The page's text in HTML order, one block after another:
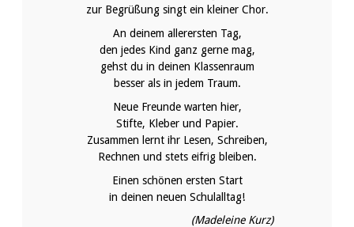
zur Begrüßung singt ein kleiner Chor.
An deinem allerersten Tag,
den jedes Kind ganz gerne mag,
gehst du in deinen Klassenraum
besser als in jedem Traum.
Neue Freunde warten hier,
Stifte, Kleber und Papier.
Zusammen lernt ihr Lesen, Schreiben,
Rechnen und stets eifrig bleiben.
Einen schönen ersten Start
in deinen neuen Schulalltag!
(Madeleine Kurz)